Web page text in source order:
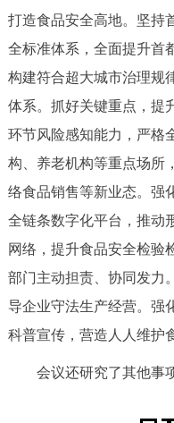
打造食品安全高地。坚持
全标准体系，全面提升首
构建符合超大城市治理规
体系。抓好关键重点，提
环节风险感知能力，严格
构、养老机构等重点场所
络食品销售等新业态。强
全链条数字化平台，推动
网络，提升食品安全检验
部门主动担责、协同发力
导企业守法生产经营。强
科普宣传，营造人人维护
会议还研究了其他事项